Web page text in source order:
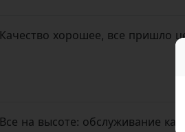
Качество хорошее, все пришло
Все на высоте: обслуживание как